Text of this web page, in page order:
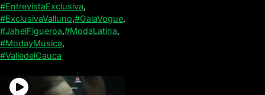
#EntrevistaExclusiva,
#ExclusivaValluno,#GalaVogue,
#JahelFigueroa,#ModaLatina,
#ModayMusica,
#ValledelCauca